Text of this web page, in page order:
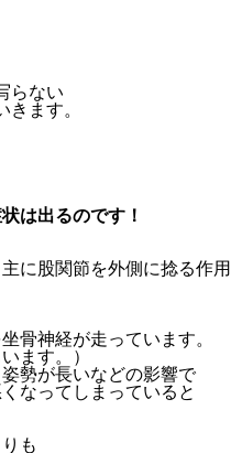
らない
ます。
は出るのです！
に股関節を外側に捻る作用
骨神経が走っています。
ます。）
勢が長いなどの影響で
なってしまっていると
も